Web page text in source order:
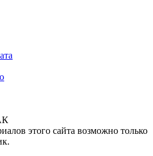
этого сайта возможно только